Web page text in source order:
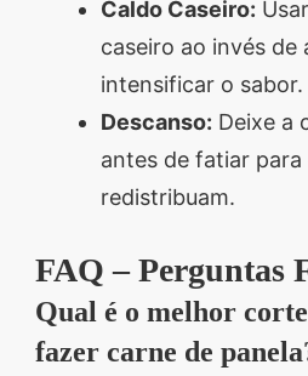
Caldo Caseiro:
caseiro ao invés de
intensificar o sabor.
Descanso: Deixe a
antes de fatiar para
redistribuam.
FAQ – Perguntas
Qual é o melhor
fazer carne de